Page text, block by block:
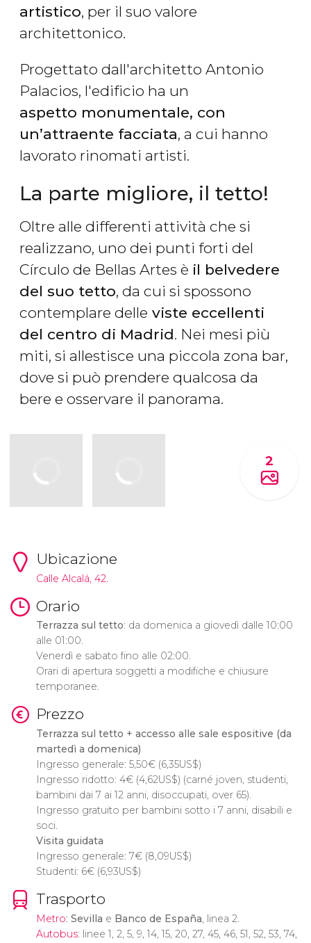
artistico, per il suo valore
architettonico.
Progettato dall'architetto Antonio
Palacios, l'edificio ha un
aspetto monumentale, con
un’attraente facciata, a cui hanno
lavorato rinomati artisti.
La parte migliore, il tetto!
Oltre alle differenti attività che si
realizzano, uno dei punti forti del
Círculo de Bellas Artes è il belvedere
del suo tetto, da cui si spossono
contemplare delle viste eccellenti
del centro di Madrid. Nei mesi più
miti, si allestisce una piccola zona bar,
dove si può prendere qualcosa da
bere e osservare il panorama.
2
Ubicazione
Calle Alcalá, 42.
Orario
Terrazza sul tetto: da domenica a giovedì dalle 10:00
alle 01:00.
Venerdì e sabato fino alle 02:00.
Orari di apertura soggetti a modifiche e chiusure
temporanee.
Prezzo
Terrazza sul tetto + accesso alle sale espositive (da
martedì a domenica)
Ingresso generale: 5,50€(6,35US$)
Ingresso ridotto: 4€(4,62US$) (carné joven, studenti,
bambini dai 7 ai 12 anni, disoccupati, over 65).
Ingresso gratuito per bambini sotto i 7 anni, disabili e
soci.
Visita guidata
Ingresso generale: 7€(8,09US$)
Studenti: 6€(6,93US$)
Trasporto
Metro: Sevilla e Banco de España, linea 2.
Autobus: linee 1, 2, 5, 9, 14, 15, 20, 27, 45, 46, 51, 52, 53, 74,